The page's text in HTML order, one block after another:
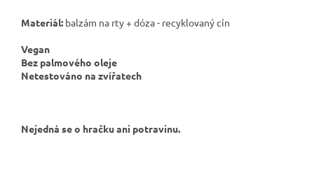
Materiál: balzám na rty + dóza - recyklovaný cín
Vegan
Bez palmového oleje
Netestováno na zvířatech
Nejedná se o hračku ani potravinu.